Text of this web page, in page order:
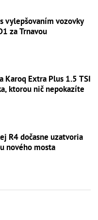
vylepšovaním vozovky
za Trnavou
Karoq Extra Plus 1.5 TSI
ktorou nič nepokazíte
R4 dočasne uzatvoria
nového mosta